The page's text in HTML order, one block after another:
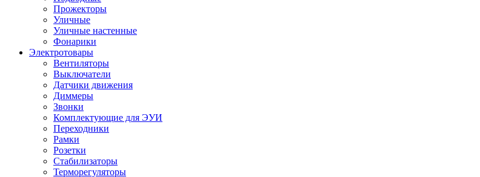
Прожекторы
Уличные
Уличные настенные
Фонарики
Электротовары
Вентиляторы
Выключатели
Датчики движения
Диммеры
Звонки
Комплектующие для ЭУИ
Переходники
Рамки
Розетки
Стабилизаторы
Терморегуляторы